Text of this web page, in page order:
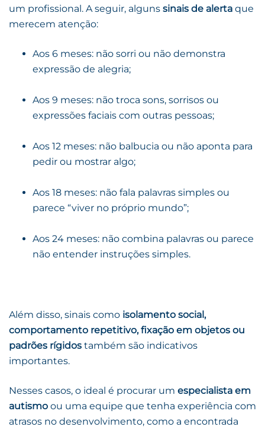
um profissional. A seguir, alguns sinais de alerta que
merecem atenção:
Aos 6 meses: não sorri ou não demonstra
expressão de alegria;
Aos 9 meses: não troca sons, sorrisos ou
expressões faciais com outras pessoas;
Aos 12 meses: não balbucia ou não aponta para
pedir ou mostrar algo;
Aos 18 meses: não fala palavras simples ou
parece “viver no próprio mundo”;
Aos 24 meses: não combina palavras ou parece
não entender instruções simples.
Além disso, sinais como isolamento social,
comportamento repetitivo, fixação em objetos ou
padrões rígidos também são indicativos
importantes.
Nesses casos, o ideal é procurar um especialista em
autismo ou uma equipe que tenha experiência com
atrasos no desenvolvimento, como a encontrada